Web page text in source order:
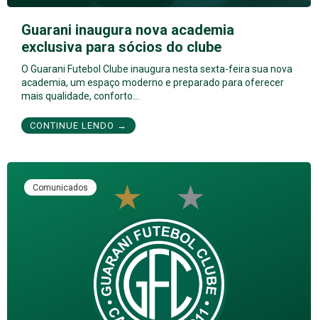
Guarani inaugura nova academia
exclusiva para sócios do clube
O Guarani Futebol Clube inaugura nesta sexta-feira sua nova
academia, um espaço moderno e preparado para oferecer
mais qualidade, conforto…
CONTINUE LENDO →
Comunicados